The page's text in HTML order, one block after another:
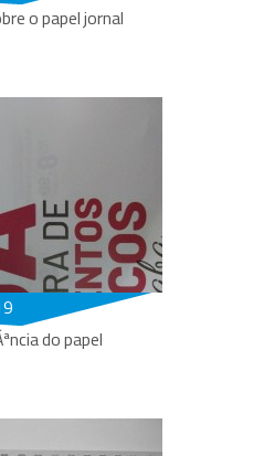
o papel jornal
do papel